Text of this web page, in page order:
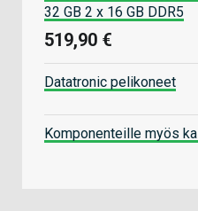
32 GB 2 x 16 GB DDR5
519,90 €
Datatronic pelikoneet
Komponenteille myös